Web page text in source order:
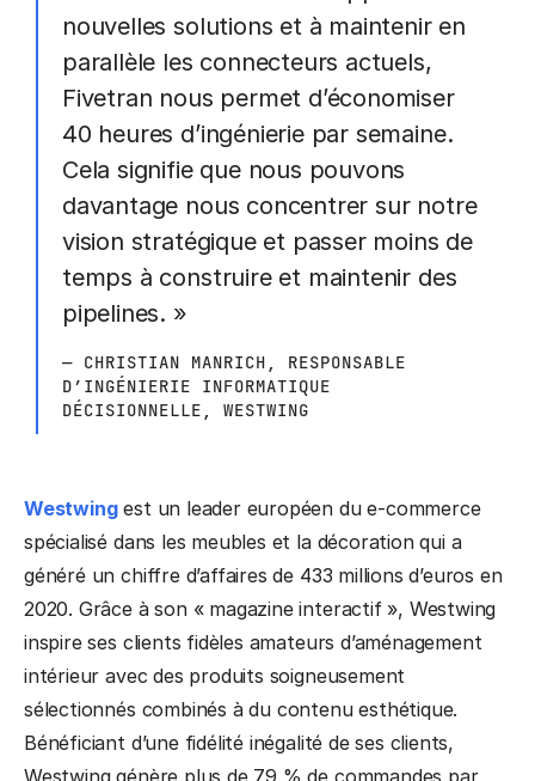
nouvelles solutions et à maintenir en
parallèle les connecteurs actuels,
Fivetran nous permet d’économiser
40 heures d’ingénierie par semaine.
Cela signifie que nous pouvons
davantage nous concentrer sur notre
vision stratégique et passer moins de
temps à construire et maintenir des
pipelines. »
— CHRISTIAN MANRICH, RESPONSABLE
D’INGÉNIERIE INFORMATIQUE
DÉCISIONNELLE, WESTWING
Westwingest un leader européen du e-commerce
spécialisé dans les meubles et la décoration qui a
généré un chiffre d’affaires de 433 millions d’euros en
2020. Grâce à son « magazine interactif », Westwing
inspire ses clients fidèles amateurs d’aménagement
intérieur avec des produits soigneusement
sélectionnés combinés à du contenu esthétique.
Bénéficiant d’une fidélité inégalité de ses clients,